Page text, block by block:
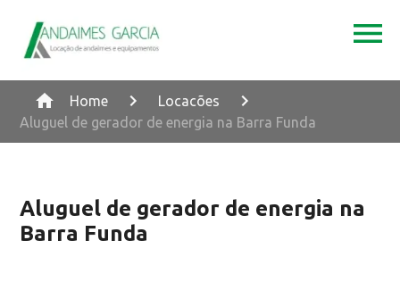
Home
Locacões
Aluguel de gerador de energia na Barra Funda
Aluguel de gerador de energia na
Barra Funda